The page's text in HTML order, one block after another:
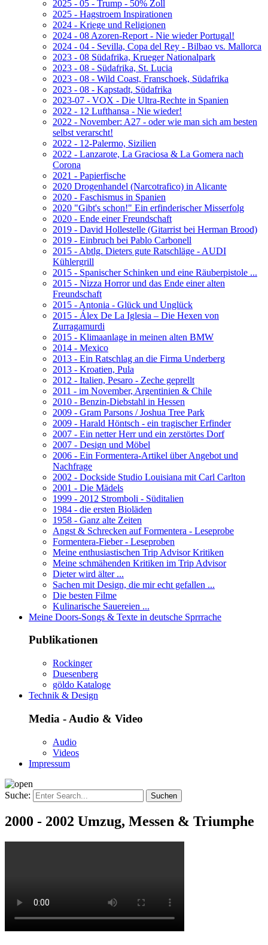
2025 - 05 - Trump - 50% Zoll
2025 - Hagstroem Inspirationen
2024 - Kriege und Religionen
2024 - 08 Azoren-Report - Nie wieder Portugal!
2024 - 04 - Sevilla, Copa del Rey - Bilbao vs. Mallorca
2023 - 08 Südafrika, Krueger Nationalpark
2023 - 08 - Südafrika, St. Lucia
2023 - 08 - Wild Coast, Franschoek, Südafrika
2023 - 08 - Kapstadt, Südafrika
2023-07 - VOX - Die Ultra-Rechte in Spanien
2022 - 12 Lufthansa - Nie wieder!
2022 - November: A27 - oder wie man sich am besten
selbst verarscht!
2022 - 12-Palermo, Sizilien
2022 - Lanzarote, La Graciosa & La Gomera nach
Corona
2021 - Papierfische
2020 Drogenhandel (Narcotrafico) in Alicante
2020 - Faschismus in Spanien
2020 "Gibt's schon!" Ein erfinderischer Misserfolg
2020 - Ende einer Freundschaft
2019 - David Hollestelle (Gitarrist bei Herman Brood)
2019 - Einbruch bei Pablo Carbonell
2015 - Abtlg. Dieters gute Ratschläge - AUDI
Kühlergrill
2015 - Spanischer Schinken und eine Räuberpistole ...
2015 - Nizza Horror und das Ende einer alten
Freundschaft
2015 - Antonia - Glück und Unglück
2015 - Álex De La Iglesia – Die Hexen von
Zurragamurdi
2015 - Klimaanlage in meinen alten BMW
2014 - Mexico
2013 - Ein Ratschlag an die Firma Underberg
2013 - Kroatien, Pula
2012 - Italien, Pesaro - Zeche geprellt
2011 - im November, Argentinien & Chile
2010 - Benzin-Diebstahl in Hessen
2009 - Gram Parsons / Joshua Tree Park
2009 - Harald Höntsch - ein tragischer Erfinder
2007 - Ein netter Herr und ein zerstörtes Dorf
2007 - Design und Möbel
2006 - Ein Formentera-Artikel über Angebot und
Nachfrage
2002 - Dockside Studio Louisiana mit Carl Carlton
2001 - Die Mädels
1999 - 2012 Stromboli - Süditalien
1984 - die ersten Bioläden
1958 - Ganz alte Zeiten
Angst & Schrecken auf Formentera - Leseprobe
Formentera-Fieber - Leseproben
Meine enthusiastischen Trip Advisor Kritiken
Meine schmähenden Kritiken im Trip Advisor
Dieter wird älter ...
Sachen mit Design, die mir echt gefallen ...
Die besten Filme
Kulinarische Sauereien ...
Meine Doors-Songs & Texte in deutsche Sprrrache
Publikationen
Rockinger
Duesenberg
göldo Kataloge
Technik & Design
Media - Audio & Video
Audio
Videos
Impressum
Suche:
2000 - 2002 Umzug, Messen & Triumphe